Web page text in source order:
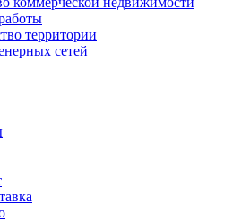
территории
сетей